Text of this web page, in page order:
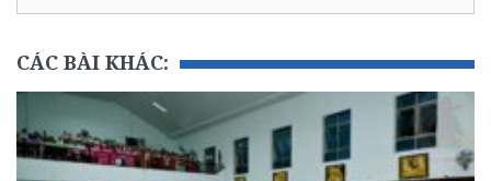
CÁC BÀI KHÁC: